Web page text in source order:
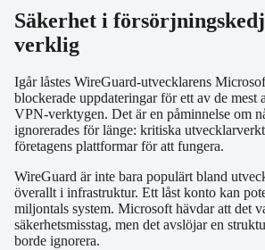
Säkerhet i
verklig
Igår låstes WireGuard-utvecklarens
blockerade uppdateringar för ett av de mest
VPN-verktygen. Det är en påminnelse om
ignorerades för länge: kritiska
företagens plattformar för att fungera.
WireGuard är inte bara populärt bland
överallt i infrastruktur. Ett låst konto kan
miljontals system. Microsoft hävdar att det
säkerhetsmisstag, men det avslöjar en
borde ignorera.